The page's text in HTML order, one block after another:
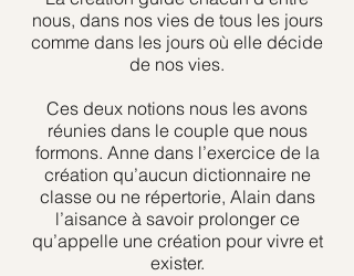
nous, dans nos vies de tous les jours
comme dans les jours où elle décide
de nos vies.
Ces deux notions nous les avons
réunies dans le couple que nous
formons. Anne dans l’exercice de la
création qu’aucun dictionnaire ne
classe ou ne répertorie, Alain dans
l’aisance à savoir prolonger ce
qu’appelle une création pour vivre et
exister.